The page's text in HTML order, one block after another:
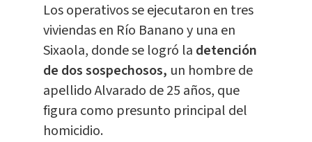
Los operativos se ejecutaron en tres
viviendas en Río Banano y una en
Sixaola, donde se logró la detención
de dos sospechosos, un hombre de
apellido Alvarado de 25 años, que
figura como presunto principal del
homicidio.